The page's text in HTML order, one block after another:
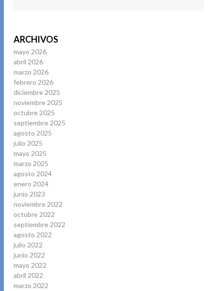
ARCHIVOS
mayo 2026
abril 2026
marzo 2026
febrero 2026
diciembre 2025
noviembre 2025
octubre 2025
septiembre 2025
agosto 2025
julio 2025
mayo 2025
marzo 2025
agosto 2024
enero 2024
junio 2023
noviembre 2022
octubre 2022
septiembre 2022
agosto 2022
julio 2022
junio 2022
mayo 2022
abril 2022
marzo 2022